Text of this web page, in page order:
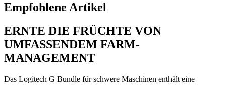
Empfohlene Artikel
ERNTE DIE FRÜCHTE VON
UMFASSENDEM FARM-
MANAGEMENT
Das Logitech G Bundle für schwere Maschinen enthält eine